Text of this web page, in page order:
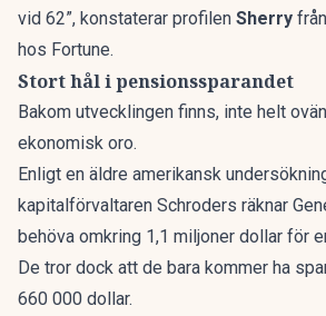
vid 62”, konstaterar profilen Sherry
hos Fortune.
Stort hål i pensionssparandet
Bakom utvecklingen finns, inte helt
ekonomisk oro.
Enligt en äldre amerikansk
kapitalförvaltaren Schroders räknar
behöva omkring 1,1 miljoner dollar för
De tror dock att de bara kommer ha
660 000 dollar.